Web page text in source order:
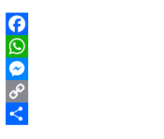
Facebook
WhatsApp
Messenger
Copy